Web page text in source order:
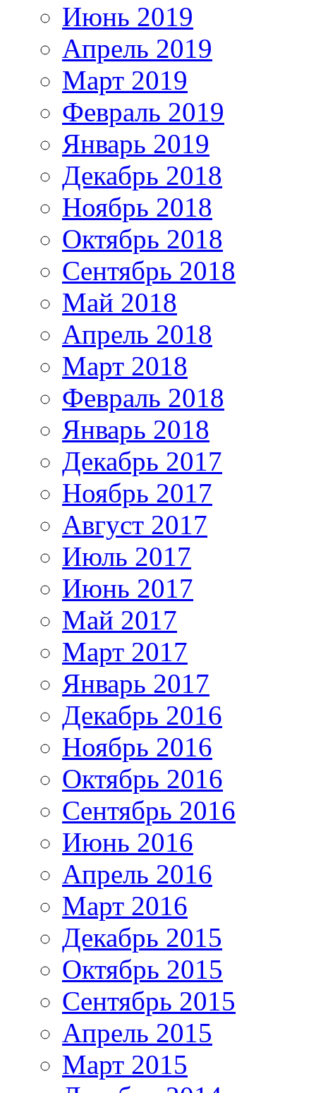
Июнь 2019
Апрель 2019
Март 2019
Февраль 2019
Январь 2019
Декабрь 2018
Ноябрь 2018
Октябрь 2018
Сентябрь 2018
Май 2018
Апрель 2018
Март 2018
Февраль 2018
Январь 2018
Декабрь 2017
Ноябрь 2017
Август 2017
Июль 2017
Июнь 2017
Май 2017
Март 2017
Январь 2017
Декабрь 2016
Ноябрь 2016
Октябрь 2016
Сентябрь 2016
Июнь 2016
Апрель 2016
Март 2016
Декабрь 2015
Октябрь 2015
Сентябрь 2015
Апрель 2015
Март 2015